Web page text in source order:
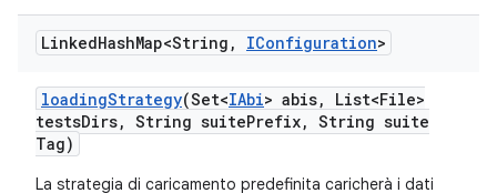
LinkedHashMap<String , IConfiguration>
loadingStrategy(Set<IAbi> abis,
List<File>
testsDirs, String suitePrefix, String suite
Tag)
La strategia di caricamento predefinita caricherà i dati